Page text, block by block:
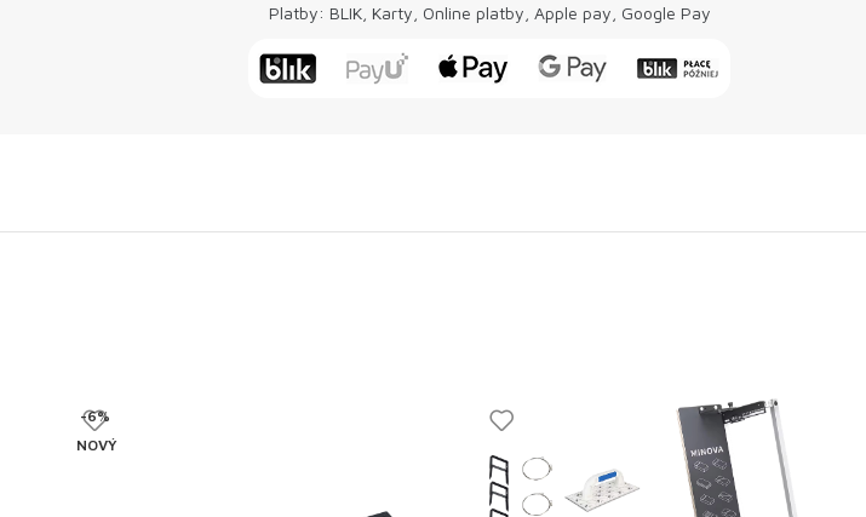
Platby: BLIK, Karty, Online platby, Apple pay, Google Pay
-6%
NOVÝ